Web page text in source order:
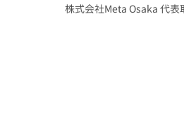
株式会社Meta Osaka 代表